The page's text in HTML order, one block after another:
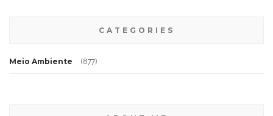
CATEGORIES
Meio Ambiente (877)